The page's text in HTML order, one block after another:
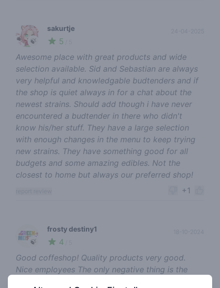
🍃
sakurtje
5
Awesome place with great products and wide
selection available. Sid and Sebastian are always
very helpful and knowledgable budtenders and if
the shop is quiet always in for a chat about the
newest strains. Should add though i have never
encountered a budtender in there who didn't
know his/her stuff. They have a large selection
with enough changes in the menu to keep trying
new strains. They have something good for all
budgets and some amazing edibles. Not the
closest to home but always our preferred shop!
+1
🍃
frosty destiny1
4
Good coffeshop! Quality products very good.
Nice employees The only negative thing is the